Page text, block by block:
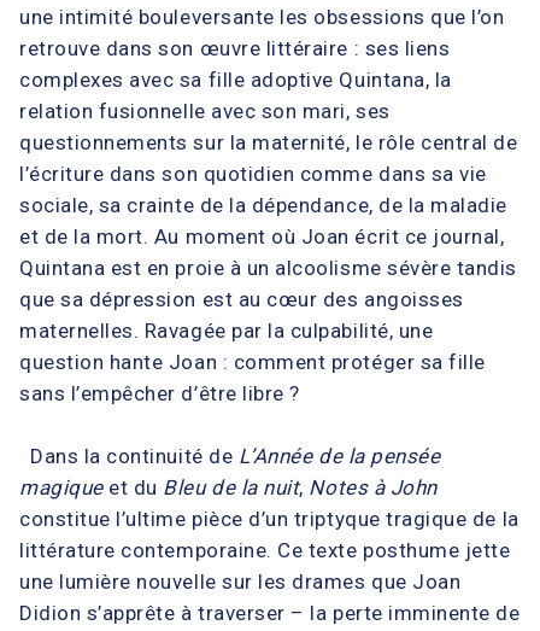
une intimité bouleversante les obsessions que l’on
retrouve dans son œuvre littéraire : ses liens
complexes avec sa fille adoptive Quintana, la
relation fusionnelle avec son mari, ses
questionnements sur la maternité, le rôle central de
l’écriture dans son quotidien comme dans sa vie
sociale, sa crainte de la dépendance, de la maladie
et de la mort. Au moment où Joan écrit ce journal,
Quintana est en proie à un alcoolisme sévère tandis
que sa dépression est au cœur des angoisses
maternelles. Ravagée par la culpabilité, une
question hante Joan : comment protéger sa fille
sans l’empêcher d’être libre ?
Dans la continuité de L’Année de la pensée
magique et du Bleu de la nuit, Notes à John
constitue l’ultime pièce d’un triptyque tragique de la
littérature contemporaine. Ce texte posthume jette
une lumière nouvelle sur les drames que Joan
Didion s’apprête à traverser – la perte imminente de